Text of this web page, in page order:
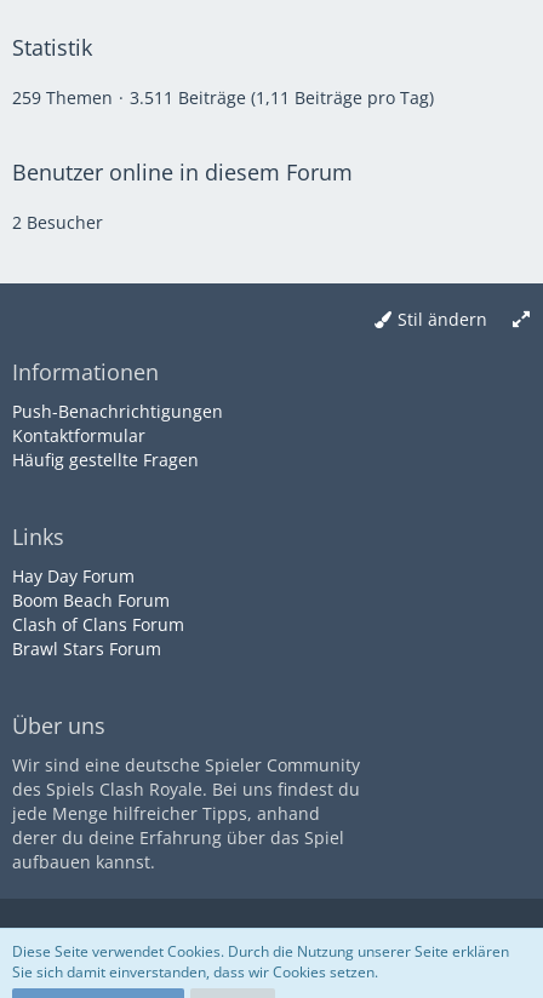
Statistik
259 Themen 3.511 Beiträge (1,11 Beiträge pro Tag)
Benutzer online in diesem Forum
2 Besucher
Stil ändern
Informationen
Push-Benachrichtigungen
Kontaktformular
Häufig gestellte Fragen
Links
Hay Day Forum
Boom Beach Forum
Clash of Clans Forum
Brawl Stars Forum
Über uns
Wir sind eine deutsche Spieler Community
des Spiels Clash Royale. Bei uns findest du
jede Menge hilfreicher Tipps, anhand
derer du deine Erfahrung über das Spiel
aufbauen kannst.
Diese Seite ist nicht mit dem
UnternehmenSupercellassoziiert
Community-Software:WoltLab
Impressum
Datenschutz
Nutzungsbestimmungen
Diese Seite verwendet Cookies. Durch die Nutzung unserer Seite erklären
Sie sich damit einverstanden, dass wir Cookies setzen.